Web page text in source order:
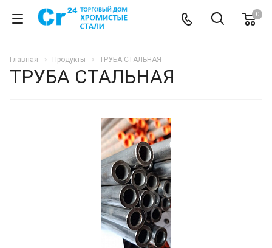
0
Главная Продукты ТРУБА СТАЛЬНАЯ
ТРУБА СТАЛЬНАЯ